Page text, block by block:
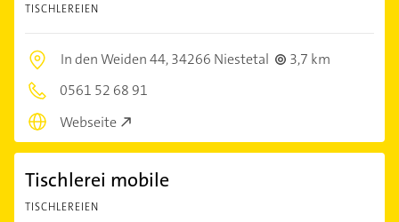
TISCHLEREIEN
In den Weiden 44,34266 Niestetal
3,7 km
0561 52 68 91
Webseite
Tischlerei mobile
TISCHLEREIEN